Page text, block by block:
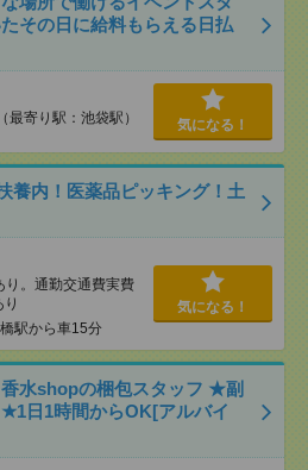
その日に給料もらえる日払
寄り駅：池袋駅） 気になる！
養内！医薬品ピッキング！土
り。通勤交通費実費
駅から車15分
気になる！
香水shopの梱包スタッフ ★副
日1時間からOK[アルバイ